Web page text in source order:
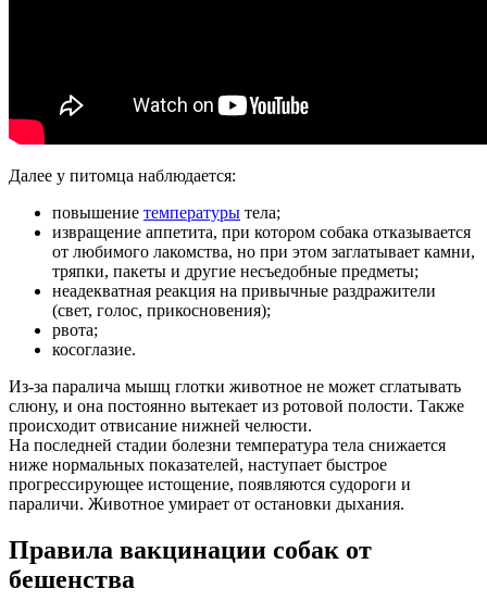
Далее у питомца наблюдается:
повышение температуры тела;
извращение аппетита, при котором собака отказывается
от любимого лакомства, но при этом заглатывает камни,
тряпки, пакеты и другие несъедобные предметы;
неадекватная реакция на привычные раздражители
(свет, голос, прикосновения);
рвота;
косоглазие.
Из-за паралича мышц глотки животное не может сглатывать
слюну, и она постоянно вытекает из ротовой полости. Также
происходит отвисание нижней челюсти.
На последней стадии болезни температура тела снижается
ниже нормальных показателей, наступает быстрое
прогрессирующее истощение, появляются судороги и
параличи. Животное умирает от остановки дыхания.
Правила вакцинации собак от
бешенства